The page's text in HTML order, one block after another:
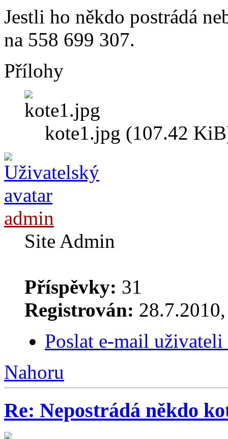
Jestli ho někdo postrádá
na 558 699 307.
Přílohy
kote1.jpg (107.42
admin
Site Admin
Příspěvky: 31
Registrován:
Poslat e-mail
Nahoru
Re: Nepostrádá někdo